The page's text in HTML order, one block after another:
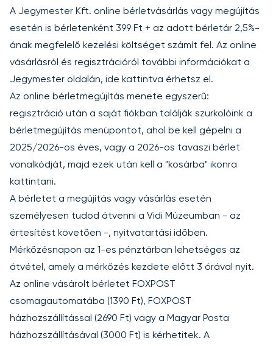
A Jegymester Kft. online bérletvásárlás vagy megújítás
esetén is bérletenként 399 Ft + az adott bérletár 2,5%-
ának megfelelő kezelési költséget számít fel. Az online
vásárlásról és regisztrációról további információkat a
Jegymester oldalán, ide kattintva érhetsz el.
Az online bérletmegújítás menete egyszerű:
regisztráció után a saját fiókban találják szurkolóink a
bérletmegújítás menüpontot, ahol be kell gépelni a
2025/2026-os éves, vagy a 2026-os tavaszi bérlet
vonalkódját, majd ezek után kell a "kosárba" ikonra
kattintani.
A bérletet a megújítás vagy vásárlás esetén
személyesen tudod átvenni a Vidi Múzeumban - az
értesítést követően -, nyitvatartási időben.
Mérkőzésnapon az 1-es pénztárban lehetséges az
átvétel, amely a mérkőzés kezdete előtt 3 órával nyit.
Az online vásárolt bérletet FOXPOST
csomagautomatába (1390 Ft), FOXPOST
házhozszállítással (2690 Ft) vagy a Magyar Posta
házhozszállításával (3000 Ft) is kérhetitek. A